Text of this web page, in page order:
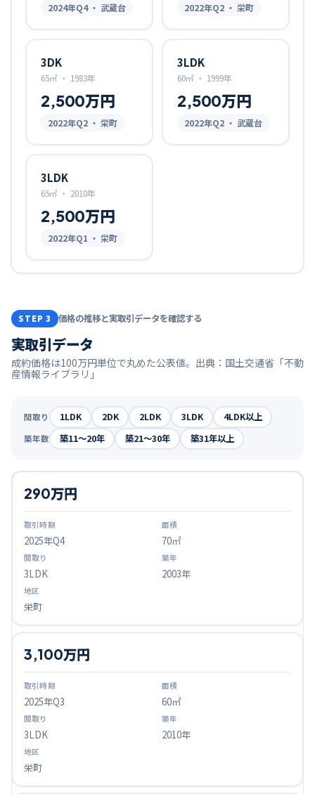
2024年Q4・ 武蔵台 2022年Q2 ・ 栄町
3DK
65㎡ ・ 1983年
2,500万円
2022年Q2 ・ 栄町
3LDK
60㎡ ・ 1999年
2,500万円
2022年Q2 ・ 武蔵台
3LDK
65㎡ ・ 2010年
2,500万円
2022年Q1 ・ 栄町
STEP 3 価格の推移と実取引データを確認する
実取引データ
成約価格は100万円単位で丸めた公表値。出典：国土交通省「不動
産情報ライブラリ」
間取り 1LDK 2DK 2LDK 3LDK 4LDK以上
築年数 築11〜20年 築21〜30年 築31年以上
2025年Q4
290万円
70㎡
3LDK 2003年
栄町
2025年Q3
3,100万円
60㎡
3LDK 2010年
栄町